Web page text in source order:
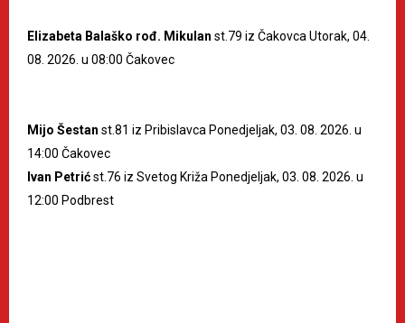
Elizabeta Balaško rođ. Mikulan st.79 iz Čakovca Utorak, 04.
08. 2026. u 08:00 Čakovec
Mijo Šestan st.81 iz Pribislavca Ponedjeljak, 03. 08. 2026. u
14:00 Čakovec
Ivan Petrićst.76 iz Svetog Križa Ponedjeljak, 03. 08. 2026. u
12:00 Podbrest